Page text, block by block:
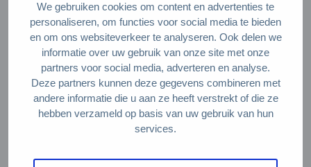
We gebruiken cookies om content en advertenties te
personaliseren, om functies voor social media te bieden
en om ons websiteverkeer te analyseren. Ook delen we
informatie over uw gebruik van onze site met onze
partners voor social media, adverteren en analyse.
Deze partners kunnen deze gegevens combineren met
andere informatie die u aan ze heeft verstrekt of die ze
hebben verzameld op basis van uw gebruik van hun
services.
Wie zijn wij?
Over ons
Stel je vraag
Servicepunt Team
Veelgestelde vragen